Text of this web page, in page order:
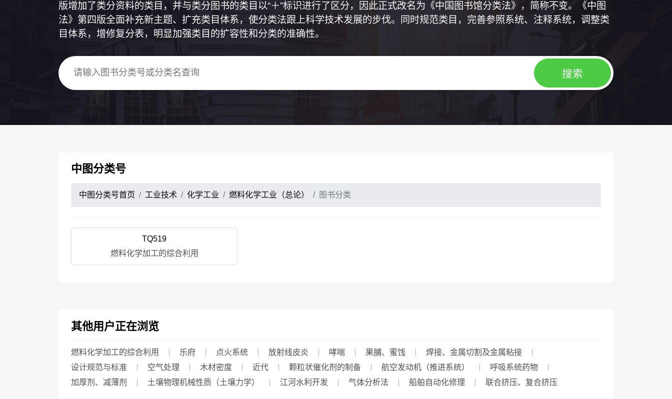
版增加了类分资料的类目，并与类分图书的类目以“＋”标识进行了区分，因此正式改名为《中国图书馆分类法》，简称不变。《中图
法》第四版全面补充新主题、扩充类目体系，使分类法跟上科学技术发展的步伐。同时规范类目，完善参照系统、注释系统，调整类
目体系，增修复分表，明显加强类目的扩容性和分类的准确性。
中图分类号
中图分类号首页 工业技术 化学工业 燃料化学工业（总论） 图书分类
TQ519
燃料化学加工的综合利用
其他用户正在浏览
燃料化学加工的综合利用 乐府 点火系统 放射线皮炎 哮喘 果脯、蜜饯
焊接、金属切割及金属粘接
设计规范与标准
空气处理 木材密度 近代 颗粒状催化剂的制备 航空发动机（推进系统）
呼吸系统药物
加厚剂、减薄剂
土壤物理机械性质（土壤力学） 江河水利开发 气体分析法 船舶自动化修理 联合挤压、复合挤压